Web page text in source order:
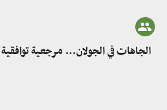
الجاهات في الجولان... مرجعية